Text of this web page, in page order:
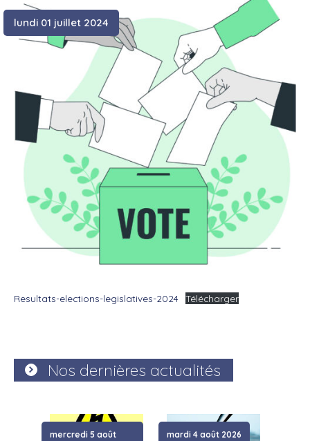
lundi 01 juillet 2024
Resultats-elections-legislatives-2024 Télécharger
Nos dernières actualités
mercredi 5 août
mardi 4 août 2026